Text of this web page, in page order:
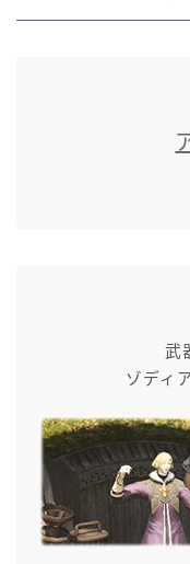
七分丈
極シタデル・ボズヤ
武
ゾディ